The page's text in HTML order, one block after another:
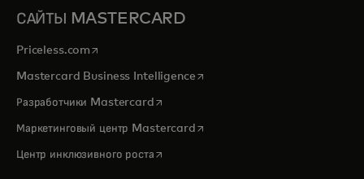
САЙТЫ MASTERCARD
Priceless.com opens in a new tab
Mastercard Business Intelligenceopens in a new tab
Разработчики Mastercardopens in a new tab
Маркетинговый центр Mastercardopens in a new tab
Центр инклюзивного ростаopens in a new tab